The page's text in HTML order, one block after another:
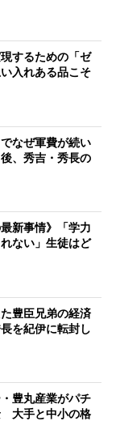
するための「ゼ
入れある品こそ
なぜ軍費が続い
、秀吉・秀長の
新事情》「学力
ない」生徒はど
豊臣兄弟の経済
を紀伊に転封し
豊丸産業がパチ
大手と中小の格